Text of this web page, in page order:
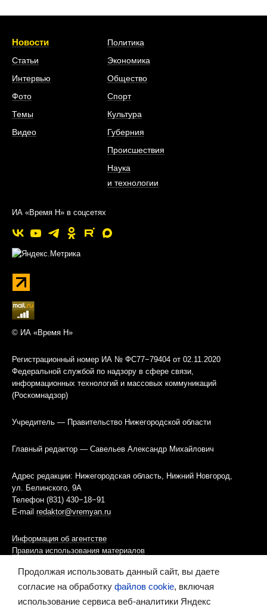
Новости
Статьи
Интервью
Фото
Темы
Видео
Политика
Экономика
Общество
Спорт
Культура
Губерния
Происшествия
Наука
и технологии
ИА «Время Н» в соцсетях
© ИА «Время Н»
Регистрационный номер ИА № ФС77−79404 от 02.11.2020
Федеральной службой по надзору в сфере связи,
информационных технологий и массовых коммуникаций
(Роскомнадзор)
Учредитель — Правительство Нижегородской области
Главный редактор — Савельев Александр Михайлович
Адрес редакции: Нижегородская область, Нижний Новгород,
ул. Белинского, 9А
Телефон (831) 430−18−91
E-mail redaktor@vremyan.ru
Информация об агентстве
Правила использования материалов
Информационная политика использования «cookies»-файлов
Ресурс содержит материалы 16+
Продолжая использовать данный сайт, вы даете
согласие на обработку файлов cookie, включая
использование сервиса веб-аналитики Яндекс